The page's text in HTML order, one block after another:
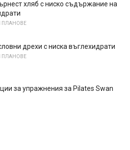
хляб с ниско съдържание на
ПЛАНОВЕ
дрехи с ниска въглехидрати
ПЛАНОВЕ
за упражнения за Pilates Swan